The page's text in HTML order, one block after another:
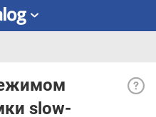
slow-